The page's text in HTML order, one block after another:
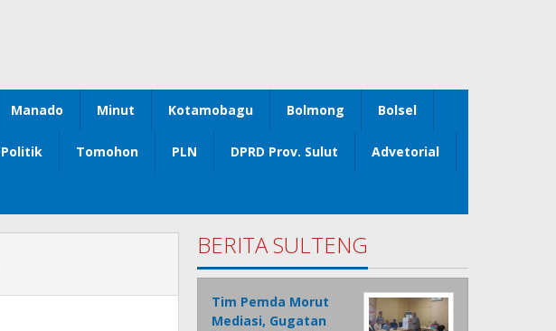
Manado Minut Kotamobagu Bolmong Bolsel
Politik Tomohon PLN DPRD Prov. Sulut Advetorial
BERITA SULTENG
Tim Pemda Morut
Mediasi, Gugatan